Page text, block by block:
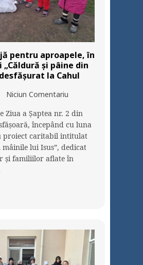
pentru aproapele, în
și pâine din
la Cahul
Niciun Comentariu
Ziua a Șaptea nr. 2 din
începând cu luna
proiect caritabil intitulat
lui Isus”, dedicat
și familiilor aflate în